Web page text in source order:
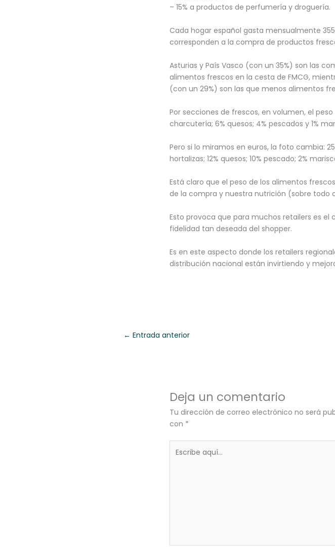
– 15% a productos de perfumería y droguería.
Cada hogar español gasta mensualmente
corresponden a la compra de productos
Asturias y País Vasco (con un 35%) son las
alimentos frescos en la cesta de FMCG,
(con un 29%) son las que menos alimentos
Por secciones de frescos, en volumen, el peso
charcutería; 6% quesos; 4% pescados y 1%
Pero si lo miramos en euros, la foto cambia:
hortalizas; 12% quesos; 10% pescado; 2%
Está claro que el peso de los alimentos
de la compra y nuestra nutrición (sobre todo
Esto provoca que para muchos retailers es
fidelidad tan deseada del shopper.
Es en este aspecto donde los retailers
distribución nacional están invirtiendo y
← Entrada anterior
Deja un comentario
Tu dirección de correo electrónico no será
con *
aquí...